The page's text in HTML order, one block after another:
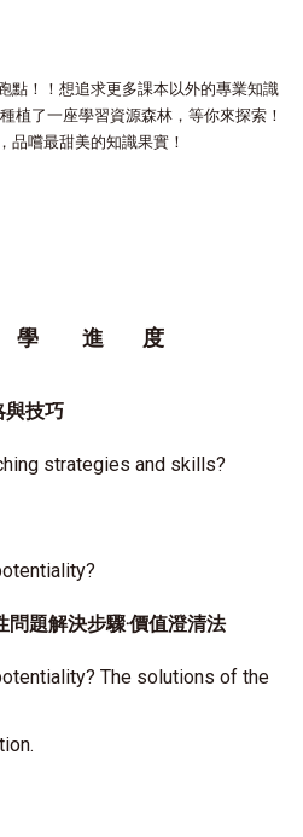
點！！想追求更多課本以外的專業知識
植了一座學習資源森林，等你來探索！
品嚐最甜美的知識果實！
進 度
與技巧
strategies and skills?
?
問題解決步驟‧價值澄清法
The solutions of the